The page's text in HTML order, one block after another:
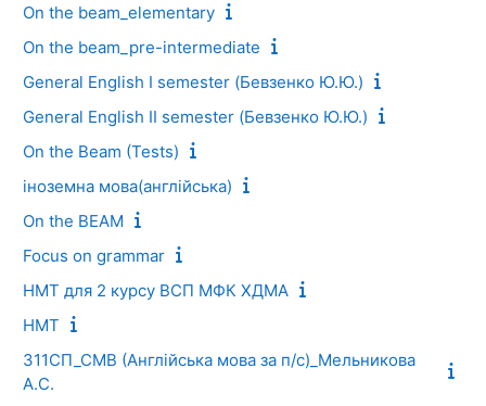
On the beam_elementary
On the beam_pre-intermediate
General English I semester (Бевзенко Ю.Ю.)
General English II semester (Бевзенко Ю.Ю.)
On the Beam (Tests)
іноземна мова(англійська)
On the BEAM
Focus on grammar
НМТ для 2 курсу ВСП МФК ХДМА
НМТ
311СП_СМВ (Англійська мова за п/с)_Мельникова
А.С.